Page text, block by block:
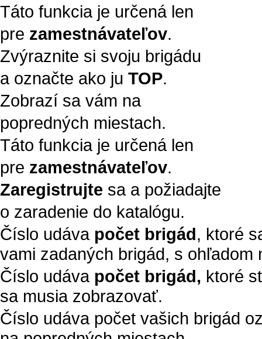
Táto funkcia je určená len
pre zamestnávateľov.
Zvýraznite si svoju brigádu
a označte ako ju TOP.
Zobrazí sa vám na
popredných miestach.
Táto funkcia je určená len
pre zamestnávateľov.
Zaregistrujte sa a požiadajte
o zaradenie do katalógu.
Číslo udáva počet brigád, ktoré
vami zadaných brigád, s ohľadom
Číslo udáva počet brigád, ktoré
sa musia zobrazovať.
Číslo udáva počet vašich brigád